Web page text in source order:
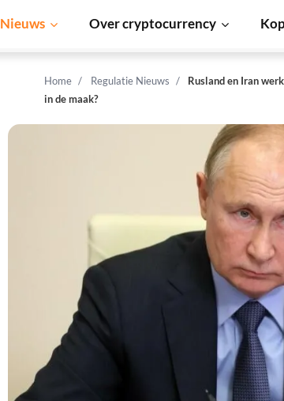
Nieuws Over cryptocurrency
Home Regulatie Nieuws
Rusland en Iran
in de maak?